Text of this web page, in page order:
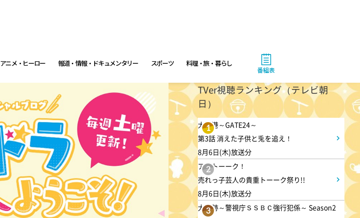
アニメ・ヒーロー 報道・情報・ドキュメンタリー スポーツ 料理・旅・暮らし
番組表
TVer視聴ランキング（テレビ朝
日）
1
大空港～GATE24～
第3話 消えた子供と兎を追え！
8月6日(木)放送分
2
アメトーーク！
売れっ子芸人の貴重トーーク祭り!!
8月6日(木)放送分
3
大追跡～警視庁ＳＳＢＣ強行犯係～ Season2
相棒16 #11
午後 4:48
スーパーJチャンネル 井澤健
太朗と森山みなみが<ニュース
よる 6:50
ザワつく!路線バスで寄り道の
旅 【“東京&横浜"2大都市の地
下街グルメを巡る!】